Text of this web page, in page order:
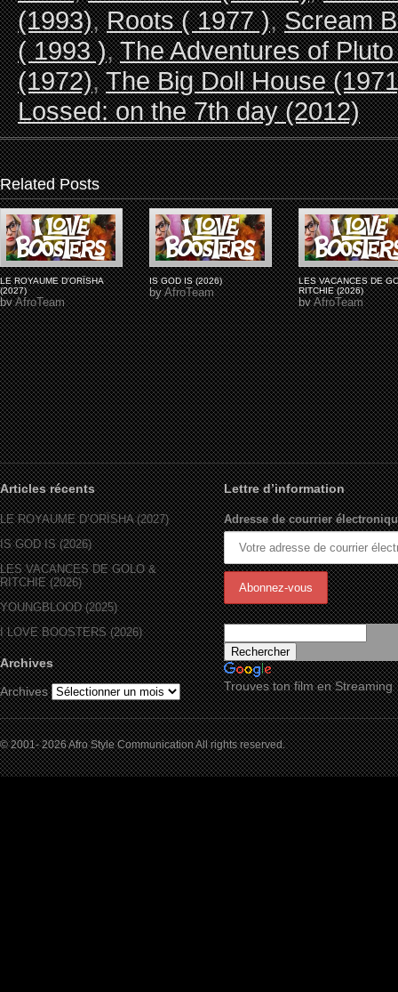
(1993),Roots ( 1977 ),Scream
( 1993 ),The Adventures of
(1972),The Big Doll House
Lossed: on the 7th day (2012)
Related Posts
LE ROYAUME D'ORÏSHA
(2027)
byAfroTeam
IS GOD IS (2026)
byAfroTeam
LES VACANCES DE
RITCHIE (2026)
byAfroTeam
Articles récents
LE ROYAUME D’ORÏSHA (2027)
IS GOD IS (2026)
LES VACANCES DE GOLO &
RITCHIE (2026)
YOUNGBLOOD (2025)
I LOVE BOOSTERS (2026)
Archives
Archives
Lettre d’information
Adresse de courrier
Trouves ton film en Streaming
© 2001- 2026 Afro Style Communication All rights reserved.